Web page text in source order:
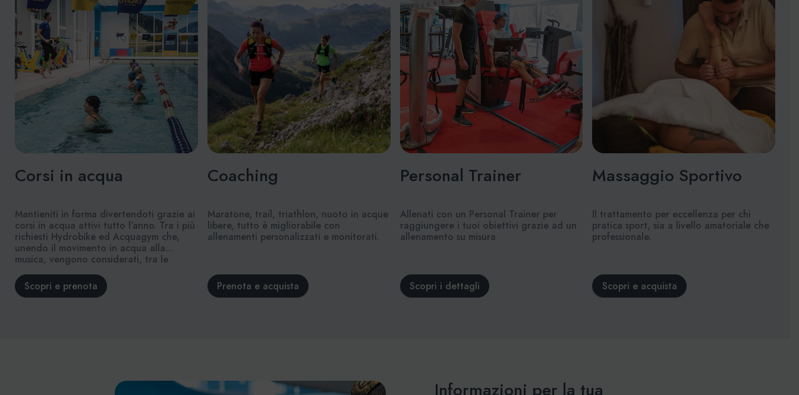
Corsi in acqua
Mantieniti in forma divertendoti grazie ai
corsi in acqua attivi tutto l’anno. Tra i più
richiesti Hydrobike ed Acquagym che,
unendo il movimento in acqua alla
musica, vengono considerati, tra le
Scopri e prenota
Coaching
Maratone, trail, triathlon, nuoto in acque
libere, tutto è migliorabile con
allenamenti personalizzati e monitorati.
Prenota e acquista
Personal Trainer
Allenati con un Personal Trainer per
raggiungere i tuoi obiettivi grazie ad un
allenamento su misura
Scopri i dettagli
Massaggio Sportivo
Il trattamento per eccellenza per chi
pratica sport, sia a livello amatoriale che
professionale.
Scopri e acquista
Informazioni per la tua